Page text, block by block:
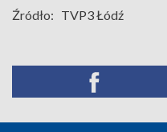
Źródło: TVP3 Łódź